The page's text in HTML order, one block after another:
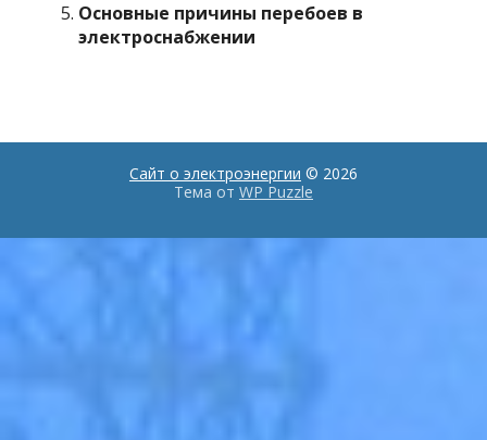
Основные причины перебоев в
электроснабжении
Сайт о электроэнергии © 2026
Тема от WP Puzzle